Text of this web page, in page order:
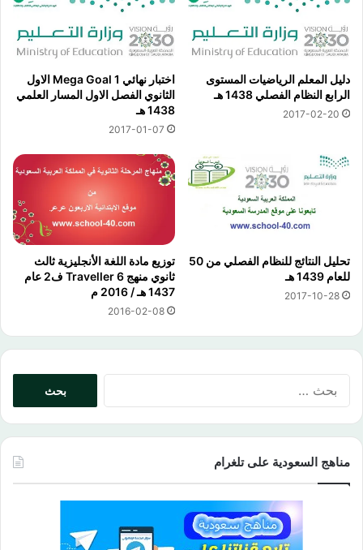
دليل المعلم الرياضيات المستوى
الرابع النظام الفصلي 1438 هـ
2017-02-20
اختبار نهائي Mega Goal 1 الاول
الثانوي الفصل الاول المسار العلمي
1438 هـ
2017-01-07
تحليل النتائج للنظام الفصلي من 50
للعام 1439 هـ
2017-10-28
توزيع مادة اللغة الأنجليزية ثالث
ثانوي منهج Traveller 6 ف2 عام
1437 هـ / 2016 م
2016-02-08
مناهج السعودية على تلغرام